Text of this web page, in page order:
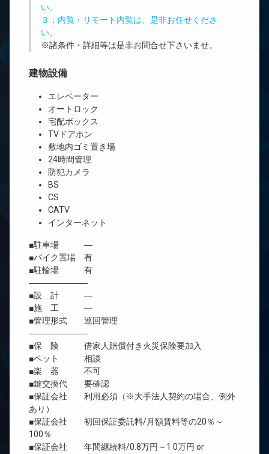
い。
３．内覧・リモート内覧は、是非お任せくださ
い。
※諸条件・詳細等は是非お問合せ下さいませ。
建物設備
エレベーター
オートロック
宅配ボックス
TVドアホン
敷地内ゴミ置き場
24時間管理
防犯カメラ
BS
CS
CATV
インターネット
■駐車場 ―
■バイク置場 有
■駐輪場 有
―――――――
■設 計 ―
■施 工 ―
■管理形式 巡回管理
―――――――
■保 険 借家人賠償付き火災保険要加入
■ペット 相談
■楽 器 不可
■鍵交換代 要確認
■保証会社 利用必須（※大手法人契約の場合、例外
あり）
■保証会社 初回保証委託料/月額賃料等の20％～
100％
■保証会社 年間継続料/0.8万円～1.0万円 or